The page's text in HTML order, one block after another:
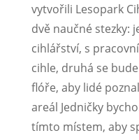
vytvořili Lesopark
dvě naučné stezky:
cihlářství, s
cihle, druhá se
flóře, aby lidé
areál Jedničky
tímto místem, aby